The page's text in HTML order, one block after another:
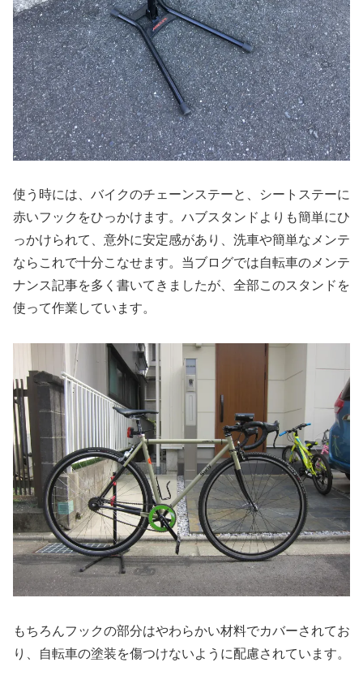
使う時には、バイクのチェーンステーと、シートステーに
赤いフックをひっかけます。ハブスタンドよりも簡単にひ
っかけられて、意外に安定感があり、洗車や簡単なメンテ
ならこれで十分こなせます。当ブログでは自転車のメンテ
ナンス記事を多く書いてきましたが、全部このスタンドを
使って作業しています。
もちろんフックの部分はやわらかい材料でカバーされてお
り、自転車の塗装を傷つけないように配慮されています。